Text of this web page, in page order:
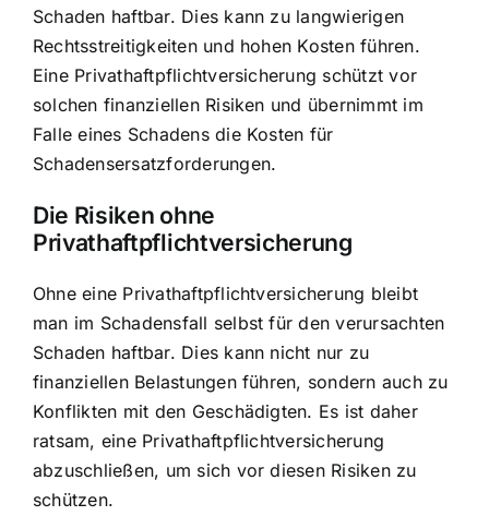
Schaden haftbar. Dies kann zu langwierigen
Rechtsstreitigkeiten und hohen Kosten führen.
Eine Privathaftpflichtversicherung schützt vor
solchen finanziellen Risiken und übernimmt im
Falle eines Schadens die Kosten für
Schadensersatzforderungen.
Die Risiken ohne
Privathaftpflichtversicherung
Ohne eine Privathaftpflichtversicherung bleibt
man im Schadensfall selbst für den verursachten
Schaden haftbar. Dies kann nicht nur zu
finanziellen Belastungen führen, sondern auch zu
Konflikten mit den Geschädigten. Es ist daher
ratsam, eine Privathaftpflichtversicherung
abzuschließen, um sich vor diesen Risiken zu
schützen.